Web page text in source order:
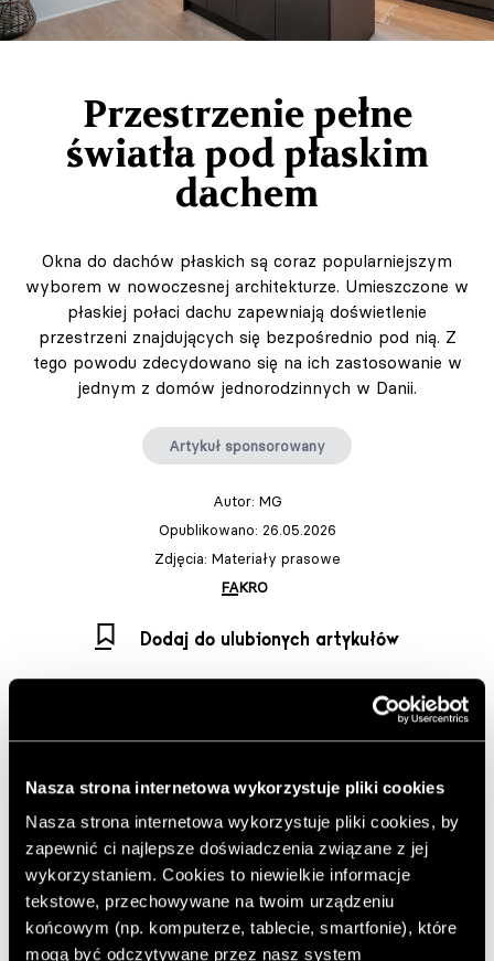
Nasza strona internetowa wykorzystuje pliki cookies
Nasza strona internetowa wykorzystuje pliki cookies, by
zapewnić ci najlepsze doświadczenia związane z jej
wykorzystaniem. Cookies to niewielkie informacje
tekstowe, przechowywane na twoim urządzeniu
końcowym (np. komputerze, tablecie, smartfonie), które
mogą być odczytywane przez nasz system
Przestrzenie pełne
światła pod płaskim
dachem
Okna do dachów płaskich są coraz popularniejszym
wyborem w nowoczesnej architekturze. Umieszczone w
płaskiej połaci dachu zapewniają doświetlenie
przestrzeni znajdujących się bezpośrednio pod nią. Z
tego powodu zdecydowano się na ich zastosowanie w
jednym z domów jednorodzinnych w Danii.
Artykuł sponsorowany
Autor: MG
Opublikowano: 26.05.2026
Zdjęcia: Materiały prasowe
FAKRO
Dodaj do ulubionych artykułów
W domu zamontowano dwa okna FAKRO do dachów
płaskich. Pierwszym z nich jest model DXG P2 o
wymiarach 100x150. Jest to okno nieotwierane, którego
główną funkcją jest doświetlenie wnętrza naturalnym
światłem. Drugi produkt tookno DEG P2 Z-Wave
wymiarach 120x220, zapewniające jeszcze większą ilość